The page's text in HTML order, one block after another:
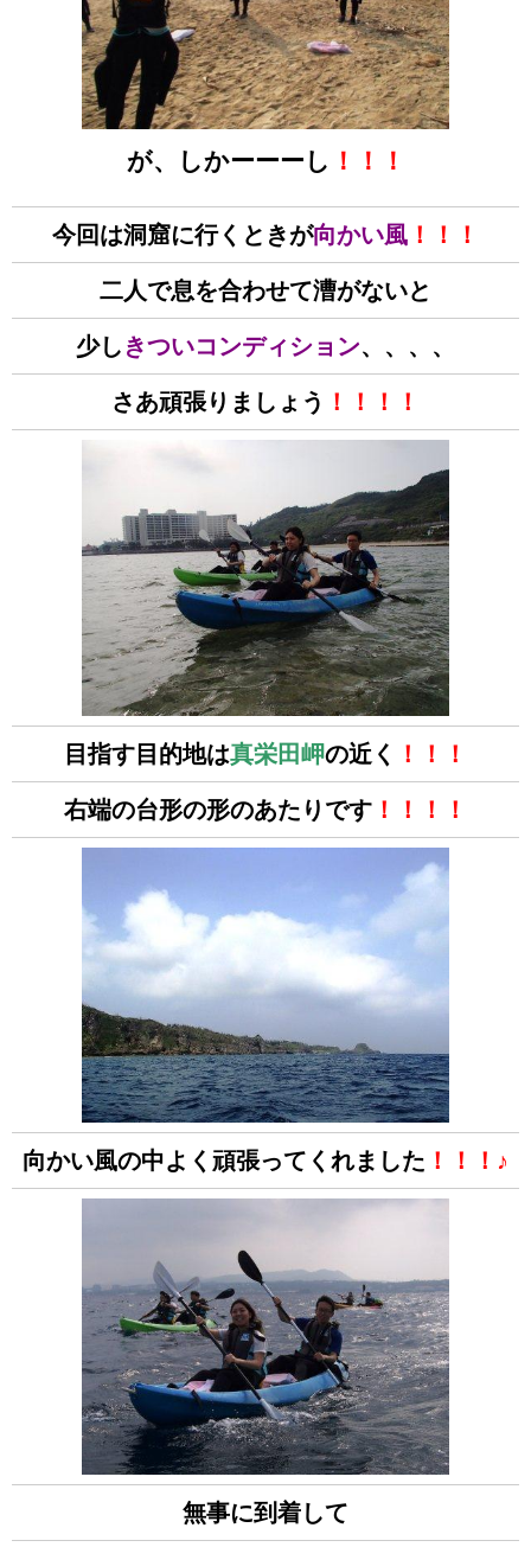
が、しかーーーし ！！！
今回は洞窟に行くときが向かい風 ！！！
二人で息を合わせて漕がないと
少し きついコンディション、、、、
さあ頑張りましょう ！！！！
目指す目的地は真栄田岬の近く ！！！
右端の台形の形のあたりです ！！！！
向かい風の中よく頑張ってくれました ！！！♪
無事に到着して